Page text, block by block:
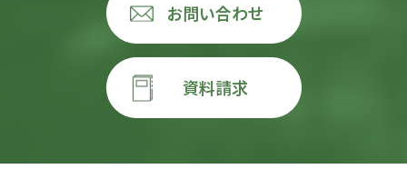
お問い合わせ
資料請求